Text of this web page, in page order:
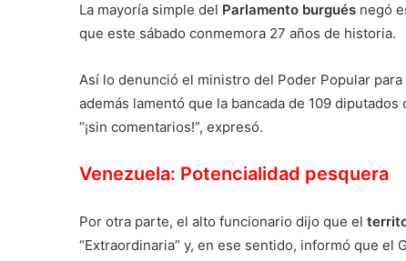
La mayoría simple del Parlamento burgués negó
que este sábado conmemora 27 años de historia.
Así lo denunció el ministro del Poder Popular
además lamentó que la bancada de 109
“¡sin comentarios!”, expresó.
Venezuela: Potencialidad pesquera
Por otra parte, el alto funcionario dijo que el
“Extraordinaria” y, en ese sentido, informó que